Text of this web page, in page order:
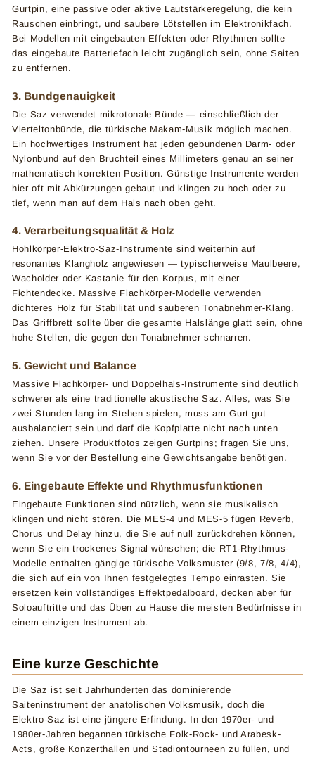
Gurtpin, eine passive oder aktive Lautstärkeregelung, die kein
Rauschen einbringt, und saubere Lötstellen im Elektronikfach.
Bei Modellen mit eingebauten Effekten oder Rhythmen sollte
das eingebaute Batteriefach leicht zugänglich sein, ohne Saiten
zu entfernen.
3. Bundgenauigkeit
Die Saz verwendet mikrotonale Bünde — einschließlich der
Vierteltonbünde, die türkische Makam-Musik möglich machen.
Ein hochwertiges Instrument hat jeden gebundenen Darm- oder
Nylonbund auf den Bruchteil eines Millimeters genau an seiner
mathematisch korrekten Position. Günstige Instrumente werden
hier oft mit Abkürzungen gebaut und klingen zu hoch oder zu
tief, wenn man auf dem Hals nach oben geht.
4. Verarbeitungsqualität & Holz
Hohlkörper-Elektro-Saz-Instrumente sind weiterhin auf
resonantes Klangholz angewiesen — typischerweise Maulbeere,
Wacholder oder Kastanie für den Korpus, mit einer
Fichtendecke. Massive Flachkörper-Modelle verwenden
dichteres Holz für Stabilität und sauberen Tonabnehmer-Klang.
Das Griffbrett sollte über die gesamte Halslänge glatt sein, ohne
hohe Stellen, die gegen den Tonabnehmer schnarren.
5. Gewicht und Balance
Massive Flachkörper- und Doppelhals-Instrumente sind deutlich
schwerer als eine traditionelle akustische Saz. Alles, was Sie
zwei Stunden lang im Stehen spielen, muss am Gurt gut
ausbalanciert sein und darf die Kopfplatte nicht nach unten
ziehen. Unsere Produktfotos zeigen Gurtpins; fragen Sie uns,
wenn Sie vor der Bestellung eine Gewichtsangabe benötigen.
6. Eingebaute Effekte und Rhythmusfunktionen
Eingebaute Funktionen sind nützlich, wenn sie musikalisch
klingen und nicht stören. Die MES-4 und MES-5 fügen Reverb,
Chorus und Delay hinzu, die Sie auf null zurückdrehen können,
wenn Sie ein trockenes Signal wünschen; die RT1-Rhythmus-
Modelle enthalten gängige türkische Volksmuster (9/8, 7/8, 4/4),
die sich auf ein von Ihnen festgelegtes Tempo einrasten. Sie
ersetzen kein vollständiges Effektpedalboard, decken aber für
Soloauftritte und das Üben zu Hause die meisten Bedürfnisse in
einem einzigen Instrument ab.
Eine kurze Geschichte
Die Saz ist seit Jahrhunderten das dominierende
Saiteninstrument der anatolischen Volksmusik, doch die
Elektro-Saz ist eine jüngere Erfindung. In den 1970er- und
1980er-Jahren begannen türkische Folk-Rock- und Arabesk-
Acts, große Konzerthallen und Stadiontourneen zu füllen, und